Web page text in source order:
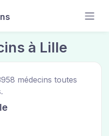
à Lille
médecins toutes